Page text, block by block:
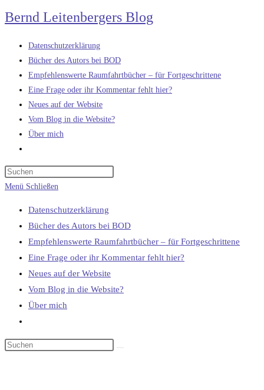
Zum
Inhalt
springen
Bernd Leitenbergers Blog
Datenschutzerklärung
Bücher des Autors bei BOD
Empfehlenswerte Raumfahrtbücher – für Fortgeschrittene
Eine Frage oder ihr Kommentar fehlt hier?
Neues auf der Website
Vom Blog in die Website?
Über mich
umschalten
Menü Schließen
Datenschutzerklärung
Bücher des Autors bei BOD
Empfehlenswerte Raumfahrtbücher – für Fortgeschrittene
Eine Frage oder ihr Kommentar fehlt hier?
Neues auf der Website
Vom Blog in die Website?
Über mich
umschalten